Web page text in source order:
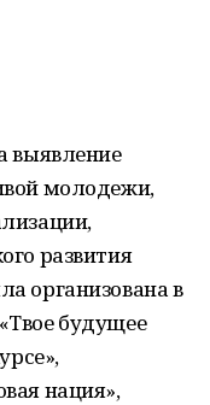
выявление
молодежи,
развития
организована в
будущее
нация»,